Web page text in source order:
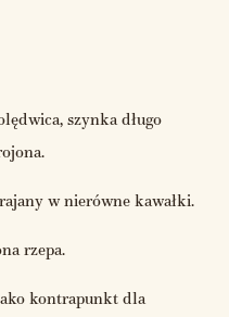
szynka długo
w nierówne kawałki.
rzepa.
kontrapunkt dla